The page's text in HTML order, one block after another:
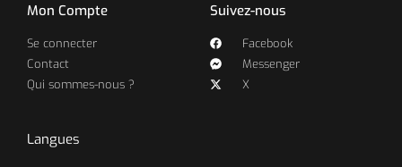
Mon Compte
Se connecter
Contact
Qui sommes-nous ?
Suivez-nous
Facebook
Messenger
X
Langues